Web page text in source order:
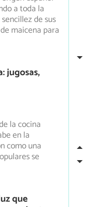
a toda la
de sus
maicena para
jugosas,
la cocina
en la
como una
se
que